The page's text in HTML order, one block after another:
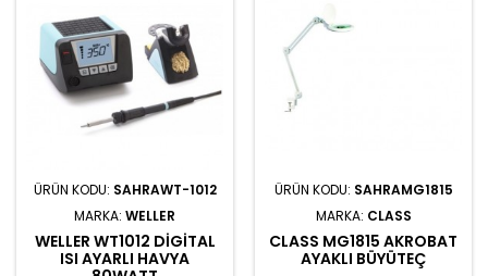
ÜRÜN KODU: SAHRAWT-1012
MARKA: WELLER
WELLER WT1012 DIGITAL
ISI AYARLI HAVYA
ÜRÜN KODU: SAHRAMG1815
MARKA: CLASS
CLASS MG1815 AKROBAT
AYAKLI BÜYÜTEÇ